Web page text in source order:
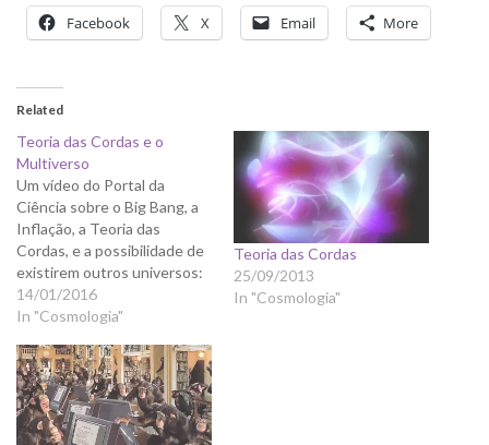
Facebook X Email More
Related
Teoria das Cordas e o
Multiverso
Um vídeo do Portal da
Ciência sobre o Big Bang, a
Inflação, a Teoria das
Cordas, e a possibilidade de
existirem outros universos:
(um problema deste vídeo é
chamar "Teoria" a várias
de popularmente serem
assim chamadas. Como já
expliquei aqui, aqui e aqui,…
14/01/2016
In "Cosmologia"
Teoria das Cordas
25/09/2013
In "Cosmologia"